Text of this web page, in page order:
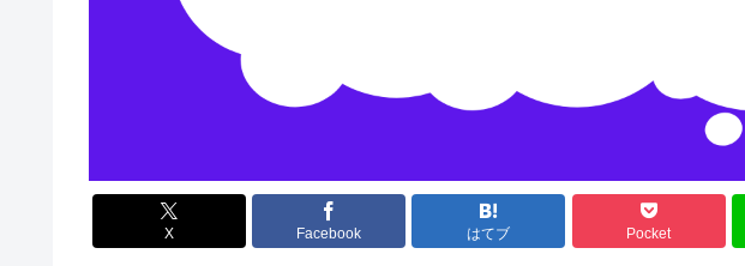
X Facebook はてブ Pocket